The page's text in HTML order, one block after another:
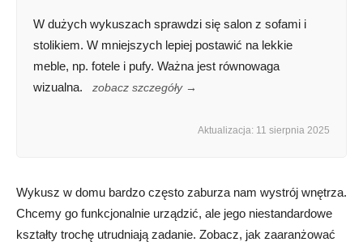
W dużych wykuszach sprawdzi się salon z sofami i
stolikiem. W mniejszych lepiej postawić na lekkie
meble, np. fotele i pufy. Ważna jest równowaga
wizualna.
zobacz szczegóły →
Aktualizacja: 11 sierpnia 2025
Wykusz w domu bardzo często zaburza nam wystrój wnętrza.
Chcemy go funkcjonalnie urządzić, ale jego niestandardowe
kształty trochę utrudniają zadanie. Zobacz, jak zaaranżować